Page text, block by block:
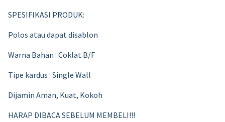
SPESIFIKASI PRODUK:
Polos atau dapat disablon
Warna Bahan : Coklat B/F
Tipe kardus : Single Wall
Dijamin Aman, Kuat, Kokoh
HARAP DIBACA SEBELUM MEMBELI!!!